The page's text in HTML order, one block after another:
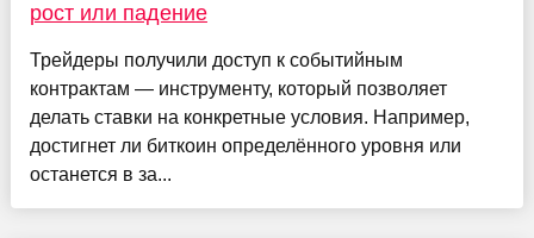
рост или падение
Трейдеры получили доступ к событийным
контрактам — инструменту, который позволяет
делать ставки на конкретные условия. Например,
достигнет ли биткоин определённого уровня или
останется в за...